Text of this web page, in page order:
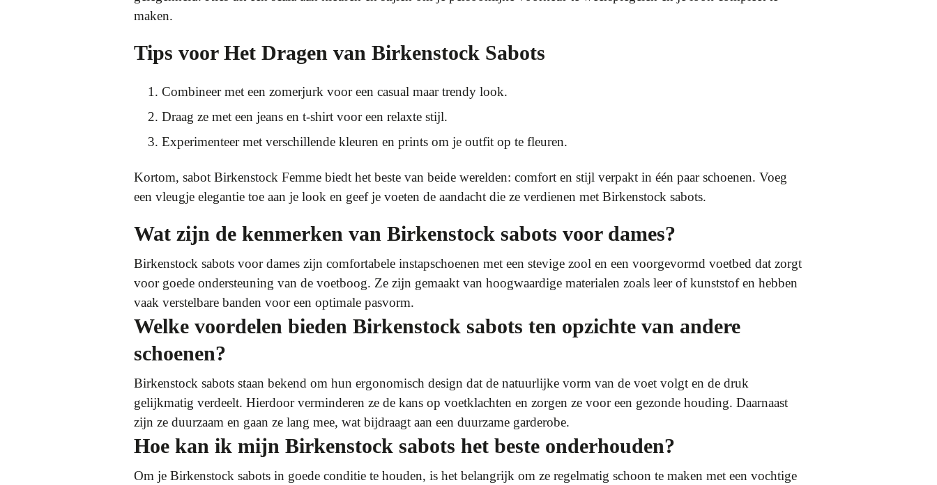
maken.
Tips voor Het Dragen van Birkenstock Sabots
Combineer met een zomerjurk voor een casual maar trendy look.
Draag ze met een jeans en t-shirt voor een relaxte stijl.
Experimenteer met verschillende kleuren en prints om je outfit op te fleuren.
Kortom, sabot Birkenstock Femme biedt het beste van beide werelden: comfort en stijl verpakt in één paar schoenen. Voeg
een vleugje elegantie toe aan je look en geef je voeten de aandacht die ze verdienen met Birkenstock sabots.
Wat zijn de kenmerken van Birkenstock sabots voor dames?
Birkenstock sabots voor dames zijn comfortabele instapschoenen met een stevige zool en een voorgevormd voetbed dat zorgt
voor goede ondersteuning van de voetboog. Ze zijn gemaakt van hoogwaardige materialen zoals leer of kunststof en hebben
vaak verstelbare banden voor een optimale pasvorm.
Welke voordelen bieden Birkenstock sabots ten opzichte van andere
schoenen?
Birkenstock sabots staan bekend om hun ergonomisch design dat de natuurlijke vorm van de voet volgt en de druk
gelijkmatig verdeelt. Hierdoor verminderen ze de kans op voetklachten en zorgen ze voor een gezonde houding. Daarnaast
zijn ze duurzaam en gaan ze lang mee, wat bijdraagt aan een duurzame garderobe.
Hoe kan ik mijn Birkenstock sabots het beste onderhouden?
Om je Birkenstock sabots in goede conditie te houden, is het belangrijk om ze regelmatig schoon te maken met een vochtige